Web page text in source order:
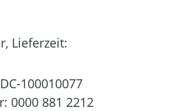
Lieferzeit:
DC-100010077
0000 881 2212